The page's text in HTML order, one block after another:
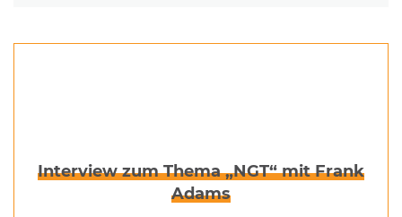
Interview zum Thema „NGT“ mit Frank
Adams